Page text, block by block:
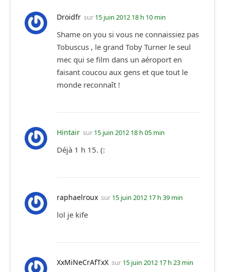
Droidfr sur 15 juin 2012 18 h 10 min
Shame on you si vous ne connaissiez pas
Tobuscus , le grand Toby Turner le seul
mec qui se film dans un aéroport en
faisant coucou aux gens et que tout le
monde reconnaît !
Hintair sur 15 juin 2012 18 h 05 min
Déjà 1 h 15. (:
raphaelroux sur 15 juin 2012 17 h 39 min
lol je kife
XxMiNeCrAfTxX sur 15 juin 2012 17 h 23 min